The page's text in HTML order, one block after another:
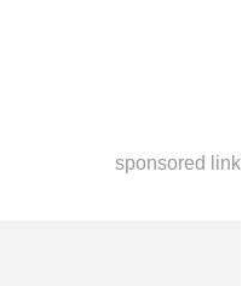
sponsored link